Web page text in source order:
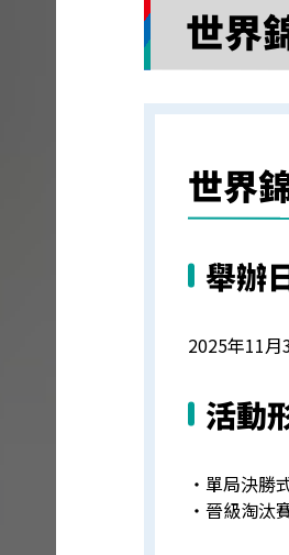
世界
世界
舉辦
2025年11月
活動
・單局決勝
・晉級淘汰